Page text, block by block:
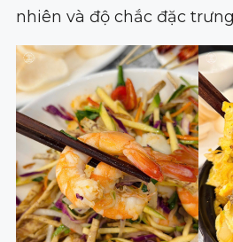
nhiên và độ chắc đặc